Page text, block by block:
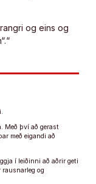
og eins og
Með því að gerast
með eigandi að
í leiðinni að aðrir geti
og